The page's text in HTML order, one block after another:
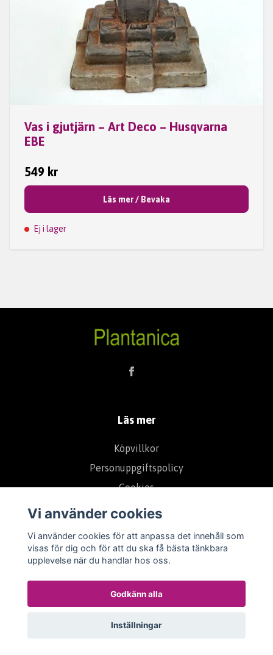
Vas i gjutjärn – Art Deco – Husqvarna
EBE
549 kr
Läs mer / Bevaka
Ej i lager
Läs mer
Köpvillkor
Personuppgiftspolicy
Cookies
Om Oss
Kundklubb
Ångerrätt - Reklamation
Vi använder cookies
Vi använder cookies för att anpassa det innehåll som
visas för dig och för att du ska få bästa tänkbara
upplevelse när du handlar hos oss.
Godkänn alla
Inställningar